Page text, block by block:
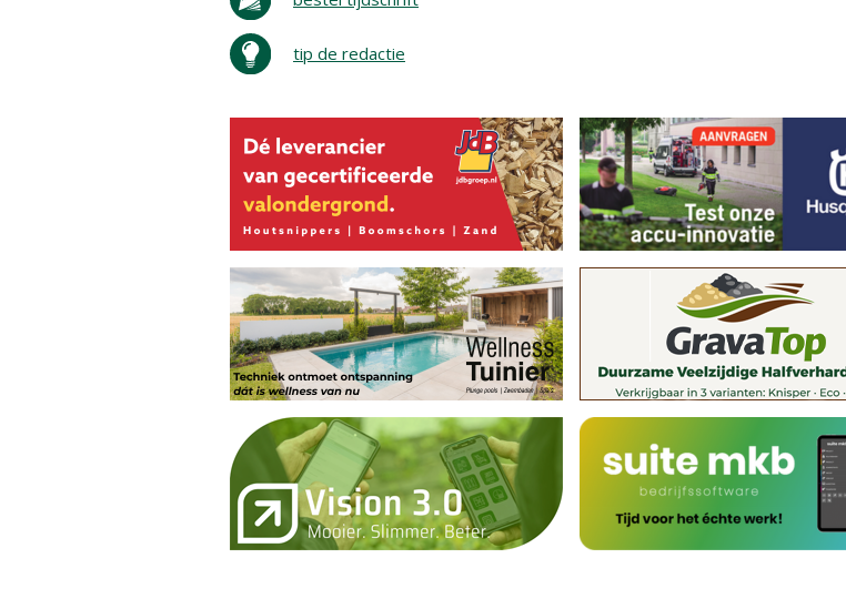
tip de redactie